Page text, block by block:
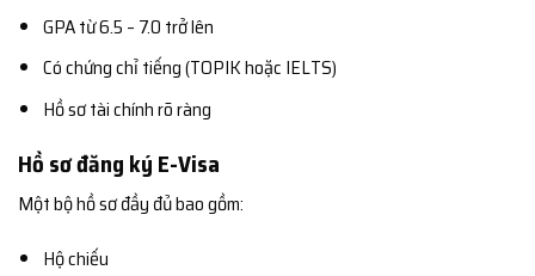
GPA từ 6.5 – 7.0 trở lên
Có chứng chỉ tiếng (TOPIK hoặc IELTS)
Hồ sơ tài chính rõ ràng
Hồ sơ đăng ký E-Visa
Một bộ hồ sơ đầy đủ bao gồm:
Hộ chiếu